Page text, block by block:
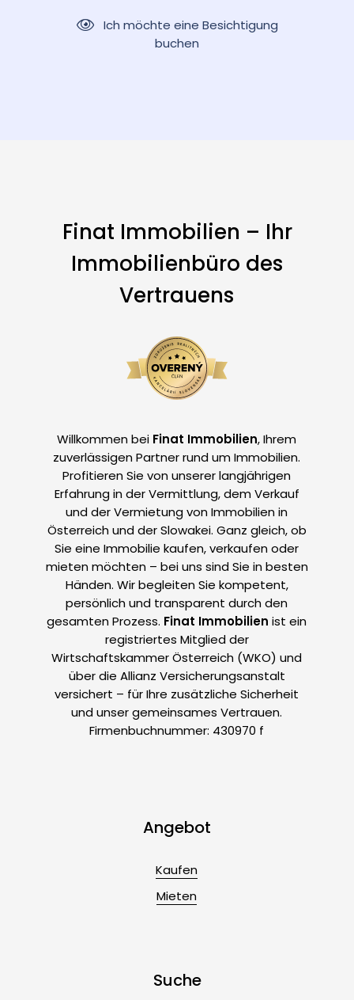
Ich möchte eine Besichtigung
buchen
Finat Immobilien – Ihr
Immobilienbüro des
Vertrauens
Willkommen bei Finat Immobilien, Ihrem
zuverlässigen Partner rund um Immobilien.
Profitieren Sie von unserer langjährigen
Erfahrung in der Vermittlung, dem Verkauf
und der Vermietung von Immobilien in
Österreich und der Slowakei. Ganz gleich, ob
Sie eine Immobilie kaufen, verkaufen oder
mieten möchten – bei uns sind Sie in besten
Händen. Wir begleiten Sie kompetent,
persönlich und transparent durch den
gesamten Prozess. Finat Immobilien ist ein
registriertes Mitglied der
Wirtschaftskammer Österreich (WKO) und
über die Allianz Versicherungsanstalt
versichert – für Ihre zusätzliche Sicherheit
und unser gemeinsames Vertrauen.
Firmenbuchnummer: 430970 f
Angebot
Kaufen
Mieten
Suche